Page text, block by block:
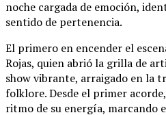
noche cargada de emoción,
sentido de pertenencia.
El primero en encender el
Rojas, quien abrió la grilla de
show vibrante, arraigado en la
folklore. Desde el primer
ritmo de su energía, marcando